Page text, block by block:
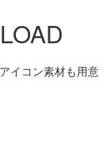
イコン素材も用意